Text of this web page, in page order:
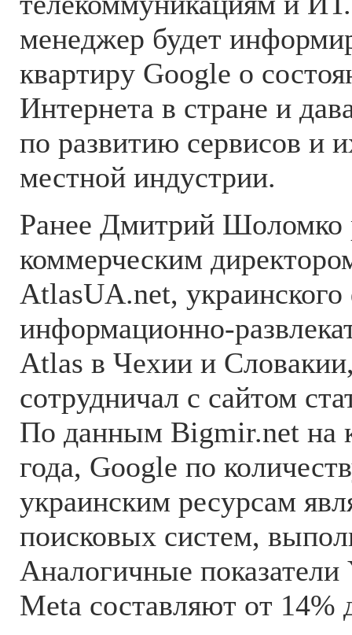
менеджер будет
квартиру Google о
Интернета в стране и
по развитию сервисов и
местной индустрии.
Ранее Дмитрий Шоломко
коммерческим
AtlasUA.net,
информационно-
Atlas в Чехии и
сотрудничал с сайтом
По данным Bigmir.net на
года, Google по
украинским ресурсам
поисковых систем,
Аналогичные
Meta составляют от 14%